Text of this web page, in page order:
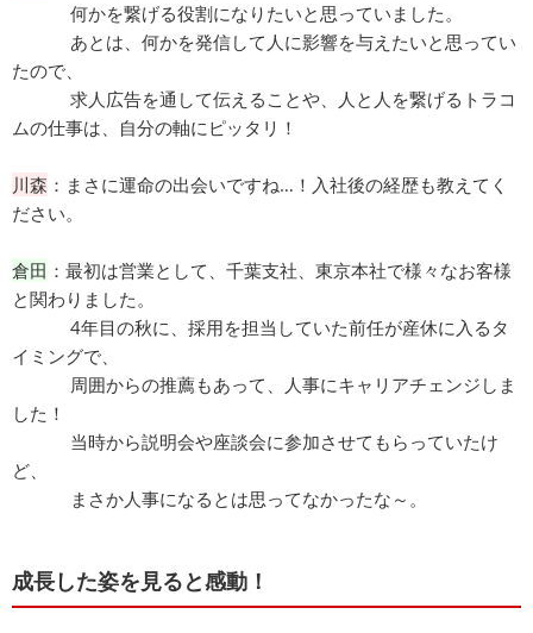
何かを繋げる役割になりたいと思っていました。
あとは、何かを発信して人に影響を与えたいと思ってい
たので、
求人広告を通して伝えることや、人と人を繋げるトラコ
ムの仕事は、自分の軸にピッタリ！
川森 ：まさに運命の出会いですね…！入社後の経歴も教えてく
ださい。
倉田 ：最初は営業として、千葉支社、東京本社で様々なお客様
と関わりました。
4年目の秋に、採用を担当していた前任が産休に入るタ
イミングで、
周囲からの推薦もあって、人事にキャリアチェンジしま
した！
当時から説明会や座談会に参加させてもらっていたけ
ど、
まさか人事になるとは思ってなかったな～。
成長した姿を見ると感動！